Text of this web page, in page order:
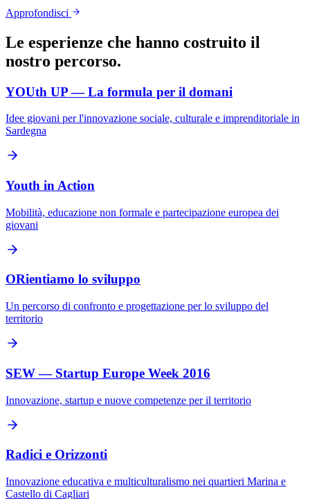
Approfondisci
Le esperienze che hanno costruito il
nostro percorso.
YOUth UP — La formula per il domani
Idee giovani per l'innovazione sociale, culturale e imprenditoriale in
Sardegna
Youth in Action
Mobilità, educazione non formale e partecipazione europea dei
giovani
ORientiamo lo sviluppo
Un percorso di confronto e progettazione per lo sviluppo del
territorio
SEW — Startup Europe Week 2016
Innovazione, startup e nuove competenze per il territorio
Radici e Orizzonti
Innovazione educativa e multiculturalismo nei quartieri Marina e
Castello di Cagliari